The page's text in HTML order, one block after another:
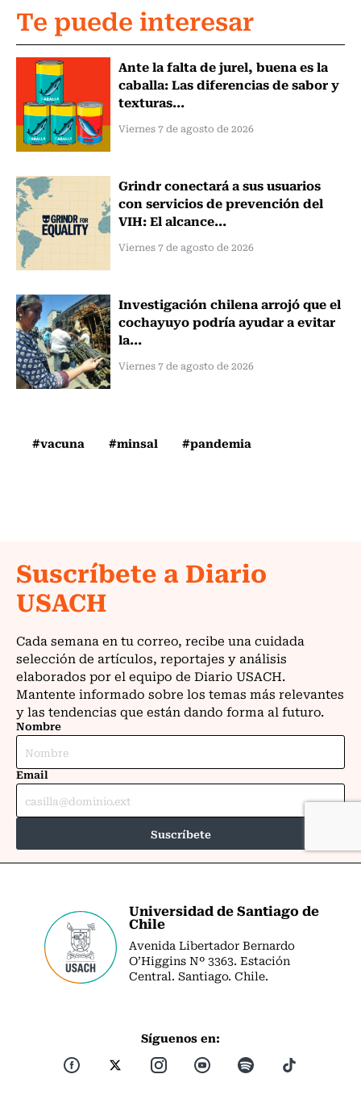
Te puede interesar
Ante la falta de jurel, buena es la
caballa: Las diferencias de sabor y
texturas...
Viernes 7 de agosto de 2026
Grindr conectará a sus usuarios
con servicios de prevención del
VIH: El alcance...
Viernes 7 de agosto de 2026
Investigación chilena arrojó que el
cochayuyo podría ayudar a evitar
la...
Viernes 7 de agosto de 2026
#vacuna #minsal #pandemia
Universidad de Santiago de
Chile
Avenida Libertador Bernardo
O’Higgins Nº 3363. Estación
Central. Santiago. Chile.
Síguenos en: